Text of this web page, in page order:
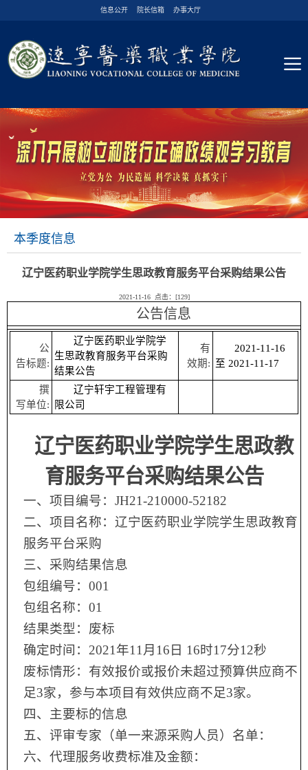
信息公开 院长信箱 办事大厅
本季度信息
辽宁医药职业学院学生思政教育服务平台采购结果公告
2021-11-16 点击：[129]
公告信息
公
告标题:
辽宁医药职业学院学
生思政教育服务平台采购
结果公告
有
效期:
2021-11-16
至 2021-11-17
撰
写单位:
辽宁轩宇工程管理有
限公司
辽宁医药职业学院学生思政教
育服务平台采购结果公告
一、 项目编号：JH21-210000-52182
二、 项目名称：辽宁医药职业学院学生思政教育
服务平台采购
三、采购结果信息
包组编号：001
包组名称：01
结果类型：废标
确定时间：2021年11月16日 16时17分12秒
废标情形：有效报价或报价未超过预算供应商不
足3家，参与本项目有效供应商不足3家。
四、主要标的信息
五、评审专家（单一来源采购人员）名单：
六、代理服务收费标准及金额：